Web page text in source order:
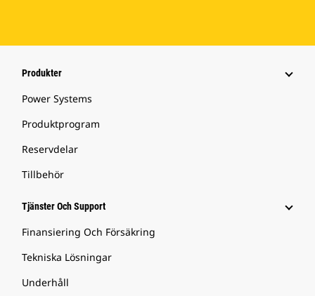
Produkter
Power Systems
Produktprogram
Reservdelar
Tillbehör
Tjänster Och Support
Finansiering Och Försäkring
Tekniska Lösningar
Underhåll